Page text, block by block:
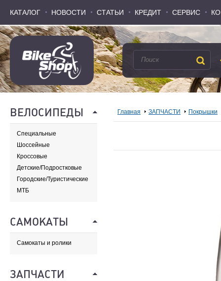
КАТАЛОГ НОВОСТИ СТАТЬИ КРЕДИТ СЕРВИС
КАТАЛОГ НОВОСТИ СТАТЬИ КРЕДИТ СЕРВИС
ВЕЛОСИПЕДЫ
Специальные
Шоссейные
Кроссовые
Детские/Подростковые
Городские/Туристические
МТБ
САМОКАТЫ
Самокаты и ролики
ЗАПЧАСТИ
Главная ЗАПЧАСТИ Покрышки